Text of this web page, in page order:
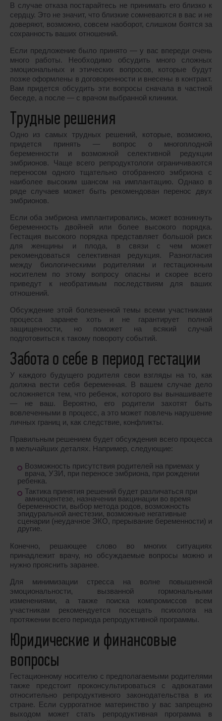
В случае отказа постарайтесь не принимать его близко к
сердцу. Это не значит, что близкие сомневаются в вас и не
доверяют, возможно, совсем наоборот, слишком боятся за
сохранность ваших отношений.
Если предложение было принято ― у вас впереди очень
много работы. Необходимо обсудить много сложных
эмоциональных и этических вопросов, которые будут
позже оформлены в договоренности и внесены в контракт.
Вам придется обсудить эти вопросы сначала в частной
беседе, а после ― с врачом выбранной клиники.
Трудные решения
Одно из самых трудных решений, которые, возможно,
придется принять ― вопрос о многоплодной
беременности и возможной селективной редукции
эмбрионов. Чаще всего репродуктологи ограничиваются
переносом одного тщательно отобранного эмбриона с
наиболее высоким шансом на имплантацию. Однако в
ряде случаев может быть рекомендован перенос двух
эмбрионов.
Если оба эмбриона имплантировались, может возникнуть
беременность двойней или более высокого порядка.
Гестация высокого порядка представляет большой риск
для женщины и плода, в связи с чем может
рекомендоваться селективная редукция. Разногласия
между биологическими родителями и гестационным
носителем по этому вопросу опасны и скорее всего
приведут к необратимым последствиям для ваших
отношений.
Обсуждение этой болезненной темы всеми участниками
процесса заранее хоть и не гарантирует полной
защищенности, но поможет на всякий случай
подготовиться к такому повороту событий.
Забота о себе в период гестации
У каждого будущего родителя свои взгляды на то, как
должна вести себя беременная. В вашем случае дело
осложняется тем, что ребенок, которого вы вынашиваете
― не ваш. Вероятно, его родители захотят быть
вовлеченными в процесс, а это может повлечь нарушение
личных границ и, как следствие, конфликты.
Правильным решением будет обсуждения всего процесса
в мельчайших деталях. Например, следующие:
Возможность присутствия родителей на приемах у
врача, УЗИ, при переносе эмбриона, при рождении
ребенка.
Тактика принятия решений будет различаться при
амниоцентезе, назначении вакцинации во время
беременности, выбор метода родов, возможность
эпидуральной анестезии, возможные негативные
сценарии (неудачное ЭКО, прерывание беременности) и
другие.
Конечно, решающее слово во многих ситуациях
принадлежит врачу, но обсуждаемые вопросы можно и
нужно прояснить заранее.
Для минимизации стресса на волне повышенной
эмоциональности, вызванной гормональными
изменениями, а также поиска компромиссов всем
участникам рекомендуется посещать психолога на
протяжении всего периода репродуктивной программы.
Юридические и финансовые
вопросы
Гестационному носителю с предполагаемыми родителями
также предстоит проконсультироваться с адвокатами
относительно репродуктивного законодательства в их
стране. Если суррогатное материнство у вас запрещено
выходом может стать репродуктивная программа в